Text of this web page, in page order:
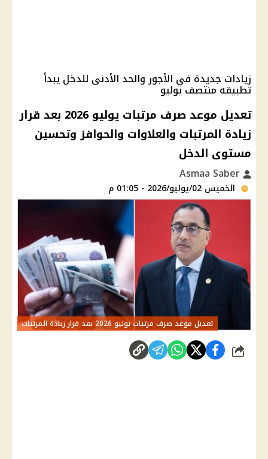
زيادات جديدة في الأجور والحد الأدنى للدخل يبدأ
تطبيقه منتصف يوليو
تعديل موعد صرف مرتبات يوليو 2026 بعد قرار
زيادة المرتبات والعلاوات والحوافز وتحسين
مستوى الدخل
الخميس 02/يوليو/2026 - 01:05 م
تعديل موعد صرف مرتبات يوليو 2026 بعد قرار زيادة المرتبات
شارك